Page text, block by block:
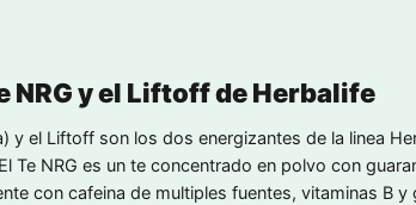
NRG y el Liftoff de Herbalife
y el Liftoff son los dos energizantes de la linea
Te NRG es un te concentrado en polvo con
con cafeina de multiples fuentes, vitaminas B y